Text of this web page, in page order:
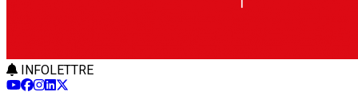
INFOLETTRE